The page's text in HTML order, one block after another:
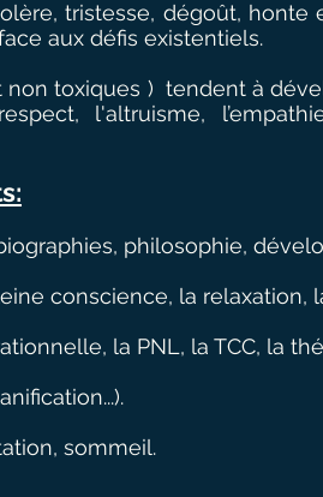
tristesse, dégoût, honte
aux défis existentiels.
non toxiques ) tendent à
l'altruisme,
philosophie,
conscience, la relaxation,
la PNL, la TCC, la
sommeil.